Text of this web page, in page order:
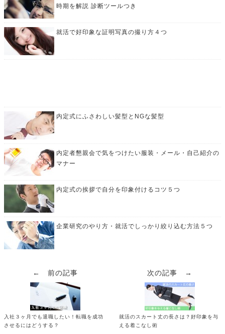
時期を解説 診断ツールつき
就活で好印象な証明写真の撮り方４つ
内定式にふさわしい髪型とNGな髪型
内定者懇親会で気をつけたい服装・メール・自己紹介の
マナー
内定式の挨拶で自分を印象付けるコツ５つ
企業研究のやり方・就活でしっかり絞り込む方法５つ
← 前の記事
入社３ヶ月でも退職したい！転職を成功
させるにはどうする？
次の記事 →
就活のスカート丈の長さは？好印象を与
える着こなし術